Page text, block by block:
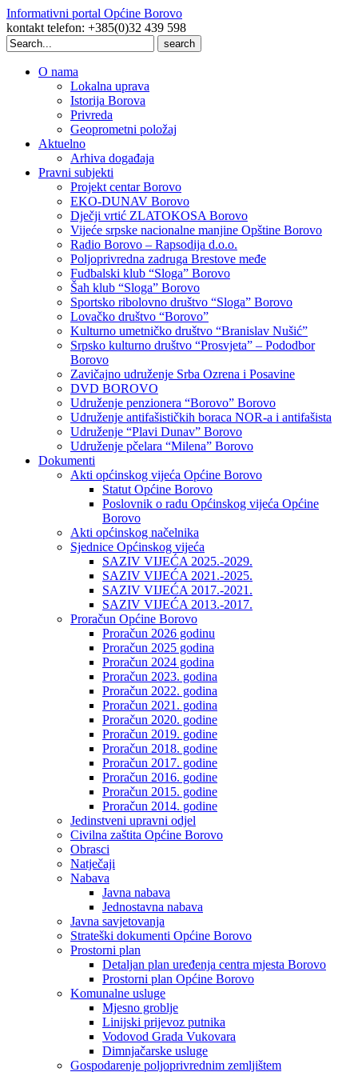
Informativni portal Općine Borovo
kontakt telefon: +385(0)32 439 598
Search
for:
O nama
Lokalna uprava
Istorija Borova
Privreda
Geoprometni položaj
Aktuelno
Arhiva događaja
Pravni subjekti
Projekt centar Borovo
EKO-DUNAV Borovo
Dječji vrtić ZLATOKOSA Borovo
Vijeće srpske nacionalne manjine Opštine Borovo
Radio Borovo – Rapsodija d.o.o.
Poljoprivredna zadruga Brestove međe
Fudbalski klub “Sloga” Borovo
Šah klub “Sloga” Borovo
Sportsko ribolovno društvo “Sloga” Borovo
Lovačko društvo “Borovo”
Kulturno umetničko društvo “Branislav Nušić”
Srpsko kulturno društvo “Prosvjeta” – Pododbor
Borovo
Zavičajno udruženje Srba Ozrena i Posavine
DVD BOROVO
Udruženje penzionera “Borovo” Borovo
Udruženje antifašističkih boraca NOR-a i antifašista
Udruženje “Plavi Dunav” Borovo
Udruženje pčelara “Milena” Borovo
Dokumenti
Akti općinskog vijeća Općine Borovo
Statut Općine Borovo
Poslovnik o radu Općinskog vijeća Općine
Borovo
Akti općinskog načelnika
Sjednice Općinskog vijeća
SAZIV VIJEĆA 2025.-2029.
SAZIV VIJEĆA 2021.-2025.
SAZIV VIJEĆA 2017.-2021.
SAZIV VIJEĆA 2013.-2017.
Proračun Općine Borovo
Proračun 2026 godinu
Proračun 2025 godina
Proračun 2024 godina
Proračun 2023. godina
Proračun 2022. godina
Proračun 2021. godina
Proračun 2020. godine
Proračun 2019. godine
Proračun 2018. godine
Proračun 2017. godine
Proračun 2016. godine
Proračun 2015. godine
Proračun 2014. godine
Jedinstveni upravni odjel
Civilna zaštita Općine Borovo
Obrasci
Natječaji
Nabava
Javna nabava
Jednostavna nabava
Javna savjetovanja
Strateški dokumenti Općine Borovo
Prostorni plan
Detaljan plan uređenja centra mjesta Borovo
Prostorni plan Općine Borovo
Komunalne usluge
Mjesno groblje
Linijski prijevoz putnika
Vodovod Grada Vukovara
Dimnjačarske usluge
Gospodarenje poljoprivrednim zemljištem